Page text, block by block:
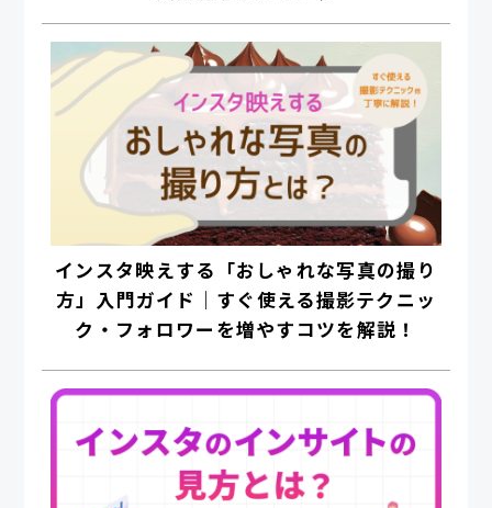
インスタ映えする「おしゃれな写真の撮り
方」入門ガイド｜すぐ使える撮影テクニッ
ク・フォロワーを増やすコツを解説！